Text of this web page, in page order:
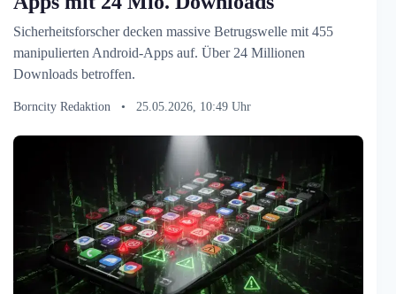
Sicherheitsforscher decken massive Betrugswelle mit 455
manipulierten Android-Apps auf. Über 24 Millionen
Downloads betroffen.
Borncity Redaktion • 25.05.2026, 10:49 Uhr